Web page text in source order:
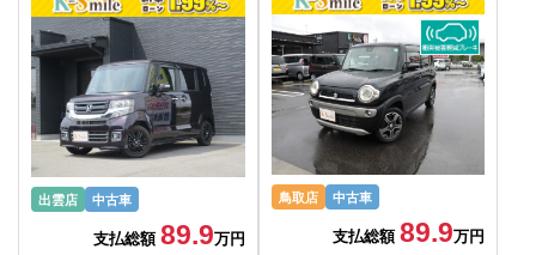
出雲店 中古車
支払総額 89.9万円
鳥取店 中古車
支払総額89.9万円